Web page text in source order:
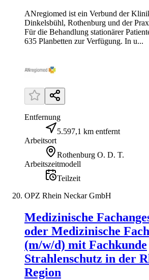
ANregiomed ist ein Verbund der
Dinkelsbühl, Rothenburg und der
Für die Behandlung stationärer
635 Planbetten zur Verfügung. In u...
Entfernung
5.597,1 km entfernt
Arbeitsort
Rothenburg O. D. T.
Arbeitszeitmodell
Teilzeit
OPZ Rhein Neckar GmbH
Medizinische
oder Medizinische
(m/w/d) mit Fachkunde
Strahlenschutz in der
Region